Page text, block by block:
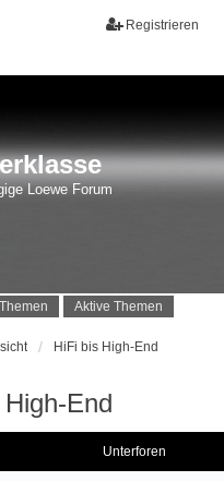
Registrieren
Loewe Forum
Aktive Themen
HiFi bis High-End
End
Unterforen